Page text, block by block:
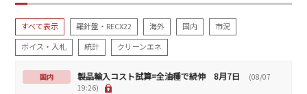
すべて表示 羅針盤・RECX22 海外 国内
市況
ボイス・入札
統計 クリーンエネ
国内 製品輸入コスト試算=全油種で続伸 8月7日
(08/07
19:26)